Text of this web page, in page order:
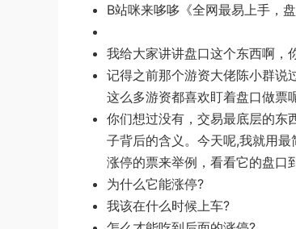
B站咪来哆哆《全网最易上手，
我给大家讲讲盘口这个东西啊，
记得之前那个游资大佬陈小群说
这么多游资都喜欢盯着盘口做票
你们想过没有，交易最底层的东
子背后的含义。今天呢,我就用最
涨停的票来举例，看看它的盘口
为什么它能涨停?
我该在什么时候上车?